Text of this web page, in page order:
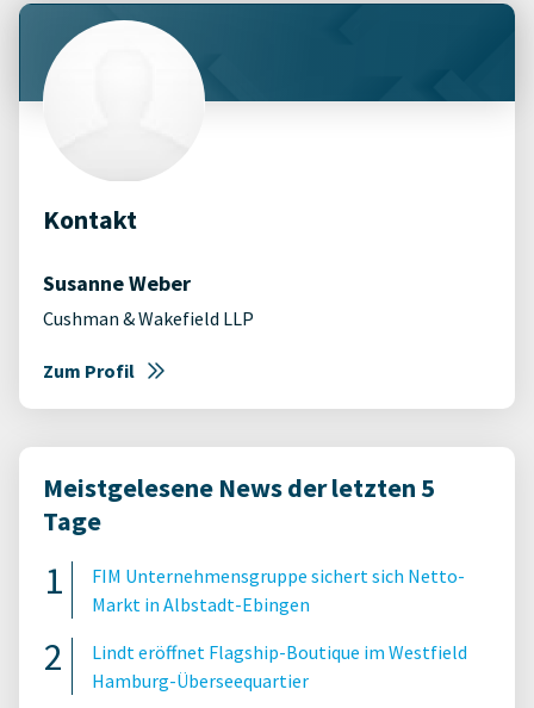
Kontakt
Susanne Weber
Cushman & Wakefield LLP
Zum Profil
Meistgelesene News der letzten 5
Tage
FIM Unternehmensgruppe sichert sich Netto-
Markt in Albstadt-Ebingen
Lindt eröffnet Flagship-Boutique im Westfield
Hamburg-Überseequartier